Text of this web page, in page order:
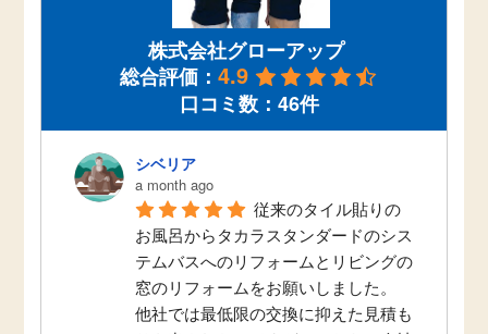
株式会社グローアップ
総合評価： 4.9
口コミ数：46件
シベリア
a month ago
従来のタイル貼りの
お風呂からタカラスタンダードのシス
テムバスへのリフォームとリビングの
窓のリフォームをお願いしました。
他社では最低限の交換に抑えた見積も